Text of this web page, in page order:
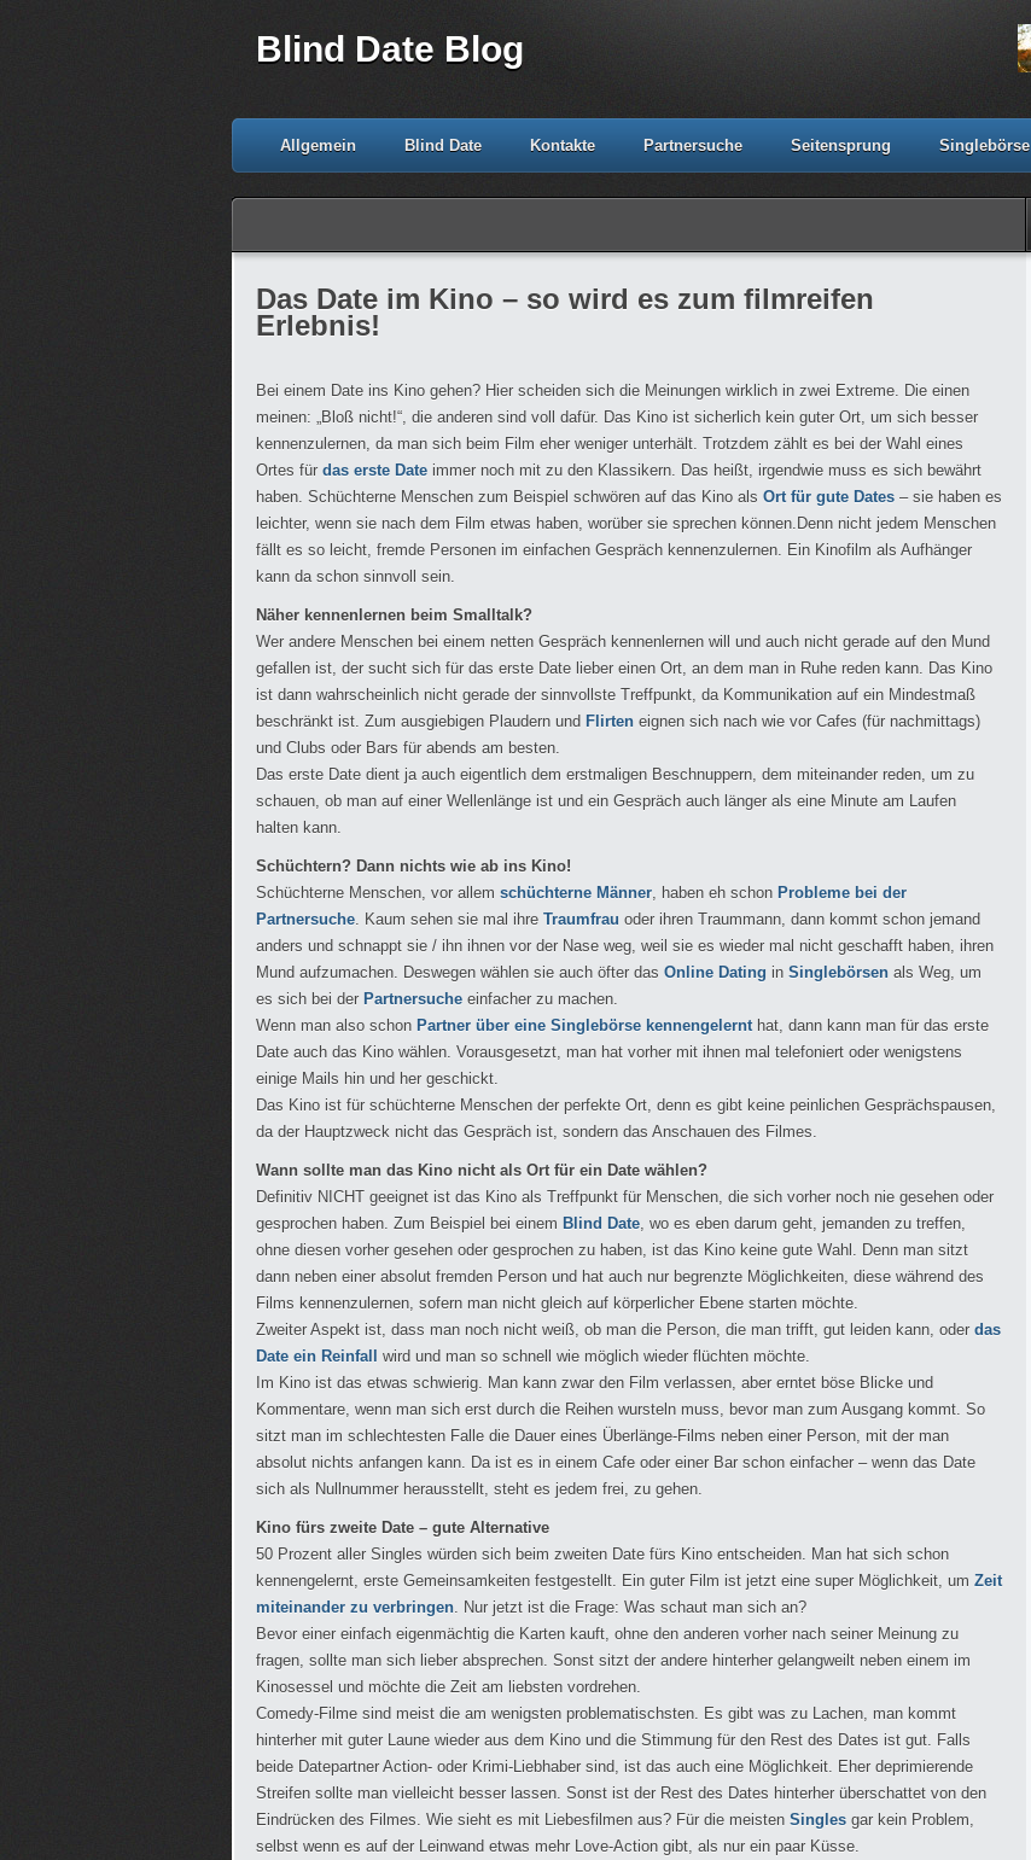
Blind Date Blog
Allgemein Blind Date Kontakte Partnersuche Seitensprung Singlebörse
Das Date im Kino – so wird es zum filmreifen
Erlebnis!
Bei einem Date ins Kino gehen? Hier scheiden sich die Meinungen wirklich in zwei Extreme. Die einen
meinen: „Bloß nicht!“, die anderen sind voll dafür. Das Kino ist sicherlich kein guter Ort, um sich besser
kennenzulernen, da man sich beim Film eher weniger unterhält. Trotzdem zählt es bei der Wahl eines
Ortes für das erste Date immer noch mit zu den Klassikern. Das heißt, irgendwie muss es sich bewährt
haben. Schüchterne Menschen zum Beispiel schwören auf das Kino als Ort für gute Dates – sie haben es
leichter, wenn sie nach dem Film etwas haben, worüber sie sprechen können.Denn nicht jedem Menschen
fällt es so leicht, fremde Personen im einfachen Gespräch kennenzulernen. Ein Kinofilm als Aufhänger
kann da schon sinnvoll sein.
Näher kennenlernen beim Smalltalk?
Wer andere Menschen bei einem netten Gespräch kennenlernen will und auch nicht gerade auf den Mund
gefallen ist, der sucht sich für das erste Date lieber einen Ort, an dem man in Ruhe reden kann. Das Kino
ist dann wahrscheinlich nicht gerade der sinnvollste Treffpunkt, da Kommunikation auf ein Mindestmaß
beschränkt ist. Zum ausgiebigen Plaudern und Flirten eignen sich nach wie vor Cafes (für nachmittags)
und Clubs oder Bars für abends am besten.
Das erste Date dient ja auch eigentlich dem erstmaligen Beschnuppern, dem miteinander reden, um zu
schauen, ob man auf einer Wellenlänge ist und ein Gespräch auch länger als eine Minute am Laufen
halten kann.
Schüchtern? Dann nichts wie ab ins Kino!
Schüchterne Menschen, vor allem schüchterne Männer, haben eh schon Probleme bei der
Partnersuche. Kaum sehen sie mal ihre Traumfrau oder ihren Traummann, dann kommt schon jemand
anders und schnappt sie / ihn ihnen vor der Nase weg, weil sie es wieder mal nicht geschafft haben, ihren
Mund aufzumachen. Deswegen wählen sie auch öfter das Online Dating in Singlebörsen als Weg, um
es sich bei der Partnersuche einfacher zu machen.
Wenn man also schon Partner über eine Singlebörse kennengelernthat, dann kann man für das erste
Date auch das Kino wählen. Vorausgesetzt, man hat vorher mit ihnen mal telefoniert oder wenigstens
einige Mails hin und her geschickt.
Das Kino ist für schüchterne Menschen der perfekte Ort, denn es gibt keine peinlichen Gesprächspausen,
da der Hauptzweck nicht das Gespräch ist, sondern das Anschauen des Filmes.
Wann sollte man das Kino nicht als Ort für ein Date wählen?
Definitiv NICHT geeignet ist das Kino als Treffpunkt für Menschen, die sich vorher noch nie gesehen oder
gesprochen haben. Zum Beispiel bei einem Blind Date, wo es eben darum geht, jemanden zu treffen,
ohne diesen vorher gesehen oder gesprochen zu haben, ist das Kino keine gute Wahl. Denn man sitzt
dann neben einer absolut fremden Person und hat auch nur begrenzte Möglichkeiten, diese während des
Films kennenzulernen, sofern man nicht gleich auf körperlicher Ebene starten möchte.
Zweiter Aspekt ist, dass man noch nicht weiß, ob man die Person, die man trifft, gut leiden kann, oder das
Date ein Reinfall wird und man so schnell wie möglich wieder flüchten möchte.
Im Kino ist das etwas schwierig. Man kann zwar den Film verlassen, aber erntet böse Blicke und
Kommentare, wenn man sich erst durch die Reihen wursteln muss, bevor man zum Ausgang kommt. So
sitzt man im schlechtesten Falle die Dauer eines Überlänge-Films neben einer Person, mit der man
absolut nichts anfangen kann. Da ist es in einem Cafe oder einer Bar schon einfacher – wenn das Date
sich als Nullnummer herausstellt, steht es jedem frei, zu gehen.
Kino fürs zweite Date – gute Alternative
50 Prozent aller Singles würden sich beim zweiten Date fürs Kino entscheiden. Man hat sich schon
kennengelernt, erste Gemeinsamkeiten festgestellt. Ein guter Film ist jetzt eine super Möglichkeit, um Zeit
miteinander zu verbringen. Nur jetzt ist die Frage: Was schaut man sich an?
Bevor einer einfach eigenmächtig die Karten kauft, ohne den anderen vorher nach seiner Meinung zu
fragen, sollte man sich lieber absprechen. Sonst sitzt der andere hinterher gelangweilt neben einem im
Kinosessel und möchte die Zeit am liebsten vordrehen.
Comedy-Filme sind meist die am wenigsten problematischsten. Es gibt was zu Lachen, man kommt
hinterher mit guter Laune wieder aus dem Kino und die Stimmung für den Rest des Dates ist gut. Falls
beide Datepartner Action- oder Krimi-Liebhaber sind, ist das auch eine Möglichkeit. Eher deprimierende
Streifen sollte man vielleicht besser lassen. Sonst ist der Rest des Dates hinterher überschattet von den
Eindrücken des Filmes. Wie sieht es mit Liebesfilmen aus? Für die meisten Singles gar kein Problem,
selbst wenn es auf der Leinwand etwas mehr Love-Action gibt, als nur ein paar Küsse.